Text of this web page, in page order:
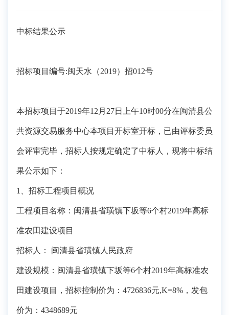
中标结果公示
招标项目编号:闽天水（2019）招012号
本招标项目于2019年12月27日上午10时00分在闽清县公
共资源交易服务中心本项目开标室开标，已由评标委员
会评审完毕，招标人按规定确定了中标人，现将中标结
果公示如下：
1、招标工程项目概况
工程项目名称：闽清县省璜镇下坂等6个村2019年高标
准农田建设项目
招标人： 闽清县省璜镇人民政府
建设规模：闽清县省璜镇下坂等6个村2019年高标准农
田建设项目，招标控制价为：4726836元,K=8%，发包
价为：4348689元